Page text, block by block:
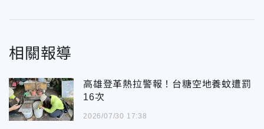
相關報導
高雄登革熱拉警報！台糖空地養蚊遭罰
16次
2026/07/30 17:38